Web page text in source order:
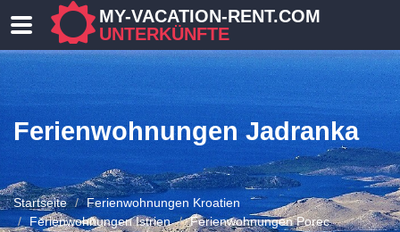
MY-VACATION-RENT.COM
UNTERKÜNFTE
Ferienwohnungen Jadranka
Startseite
Ferienwohnungen Kroatien
Ferienwohnungen Istrien
Ferienwohnungen Porec